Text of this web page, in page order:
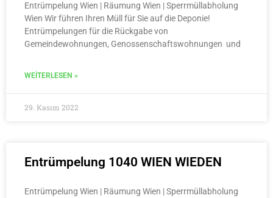
Entrümpelung Wien | Räumung Wien | Sperrmüllabholung
Wien Wir führen Ihren Müll für Sie auf die Deponie!
Entrümpelungen für die Rückgabe von
Gemeindewohnungen, Genossenschaftswohnungen und
WEITERLESEN »
29. Kasım 2022
Entrümpelung 1040 WIEN WIEDEN
Entrümpelung Wien | Räumung Wien | Sperrmüllabholung